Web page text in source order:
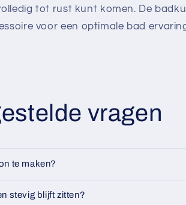
tot rust kunt komen. De
voor een optimale bad
vragen
te maken?
stevig blijft zitten?